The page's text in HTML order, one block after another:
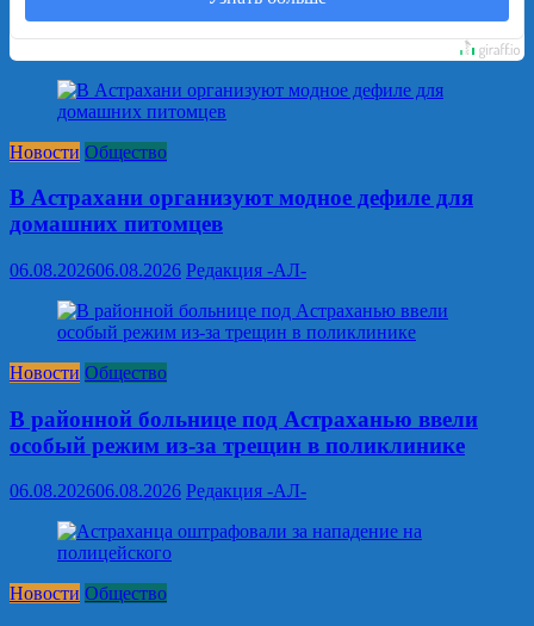
Новости Общество
В Астрахани организуют модное дефиле для
домашних питомцев
06.08.202606.08.2026 Редакция -АЛ-
Новости Общество
В районной больнице под Астраханью ввели
особый режим из‑за трещин в поликлинике
06.08.202606.08.2026 Редакция -АЛ-
Новости Общество